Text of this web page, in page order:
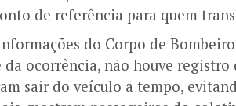
de referência para quem
do Corpo de
da ocorrência, não houve registro
sair do veículo a tempo,